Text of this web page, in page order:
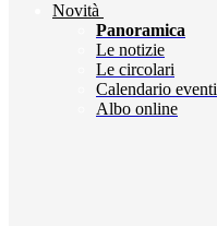
Novità
Panoramica
Le notizie
Le circolari
Calendario eventi
Albo online